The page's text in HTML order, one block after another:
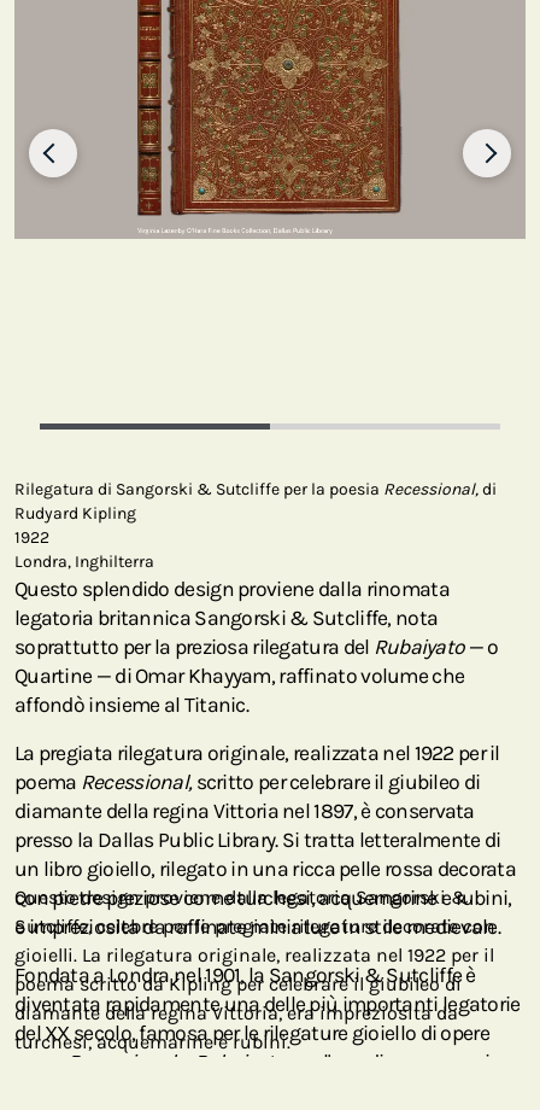
Rilegatura di Sangorski & Sutcliffe per la poesia Recessional,di
Rudyard Kipling
1922
Londra, Inghilterra
Questo splendido design proviene dalla rinomata
legatoria britannica Sangorski & Sutcliffe, nota
soprattutto per la preziosa rilegatura del Rubaiyato— o
Quartine — di Omar Khayyam, raffinato volume che
affondò insieme al Titanic.
La pregiata rilegatura originale, realizzata nel 1922 per il
poema Recessional,scritto per celebrare il giubileo di
diamante della regina Vittoria nel 1897, è conservata
presso la Dallas Public Library. Si tratta letteralmente di
un libro gioiello, rilegato in una ricca pelle rossa decorata
con pietre preziose come turchesi, acquemarine e rubini,
e impreziosita da raffinate miniature in stile medievale.
Fondata a Londra nel 1901, la Sangorski & Sutcliffe è
diventata rapidamente una delle più importanti legatorie
del XX secolo, famosa per le rilegature gioiello di opere
Recessional e Rubaiyate per l'uso di oro vero nei
Questo design proviene dalla legatoria Sangorski &
Sutcliffe, celebre per le pregiate rilegature decorate con
gioielli. La rilegatura originale, realizzata nel 1922 per il
poema scritto da Kipling per celebrare il giubileo di
diamante della regina Vittoria, era impreziosita da
turchesi, acquemarine e rubini.